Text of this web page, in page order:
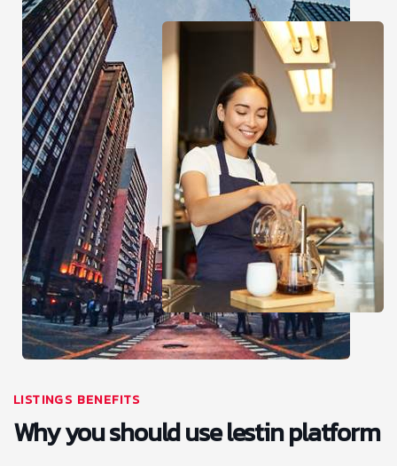
LISTINGS BENEFITS
Why you should use lestin platform